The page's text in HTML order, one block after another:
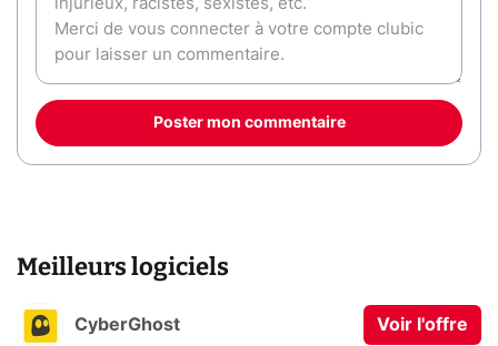
Poster mon commentaire
Meilleurs logiciels
CyberGhost Voir l'offre